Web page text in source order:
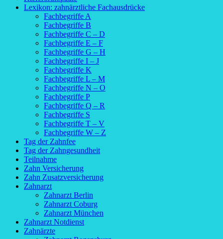
Lexikon: zahnärztliche Fachausdrücke
Fachbegriffe A
Fachbegriffe B
Fachbegriffe C – D
Fachbegriffe E – F
Fachbegriffe G – H
Fachbegriffe I – J
Fachbegriffe K
Fachbegriffe L – M
Fachbegriffe N – O
Fachbegriffe P
Fachbegriffe Q – R
Fachbegriffe S
Fachbegriffe T – V
Fachbegriffe W – Z
Tag der Zahnfee
Tag der Zahngesundheit
Teilnahme
Zahn Versicherung
Zahn Zusatzversicherung
Zahnarzt
Zahnarzt Berlin
Zahnarzt Coburg
Zahnarzt München
Zahnarzt Notdienst
Zahnärzte